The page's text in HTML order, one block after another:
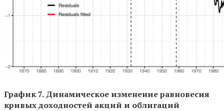
График 7. Динамическое изменение равновесия
кривых доходностей акций и облигаций